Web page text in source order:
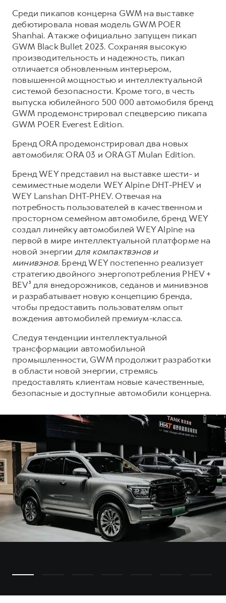
Среди пикапов концерна GWM на выставке
дебютировала новая модель GWM POER
Shanhai. А также официально запущен пикап
GWM Black Bullet 2023. Сохраняя высокую
производительность и надежность, пикап
отличается обновленным интерьером,
повышенной мощностью и интеллектуальной
системой безопасности. Кроме того, в честь
выпуска юбилейного 500 000 автомобиля бренд
GWM продемонстрировал спецверсию пикапа
GWM POER Everest Edition.
Бренд ORA продемонстрировал два новых
автомобиля: ORA 03 и ORA GT Mulan Edition.
Бренд WEY представил на выставке шести- и
семиместные модели WEY Alpine DHT-PHEV и
WEY Lanshan DHT-PHEV. Отвечая на
потребность пользователей в качественном и
просторном семейном автомобиле, бренд WEY
создал линейку автомобилей WEY Alpine на
первой в мире интеллектуальной платформе на
новой энергии для компактвэнов и
минивэнов. Бренд WEY постепенно реализует
стратегию двойного энергопотребления PHEV +
BEV³ для внедорожников, седанов и минивэнов
и разрабатывает новую концепцию бренда,
чтобы предоставить пользователям опыт
вождения автомобилей премиум-класса.
Следуя тенденции интеллектуальной
трансформации автомобильной
промышленности, GWM продолжит разработки
в области новой энергии, стремясь
предоставлять клиентам новые качественные,
безопасные и доступные автомобили концерна.